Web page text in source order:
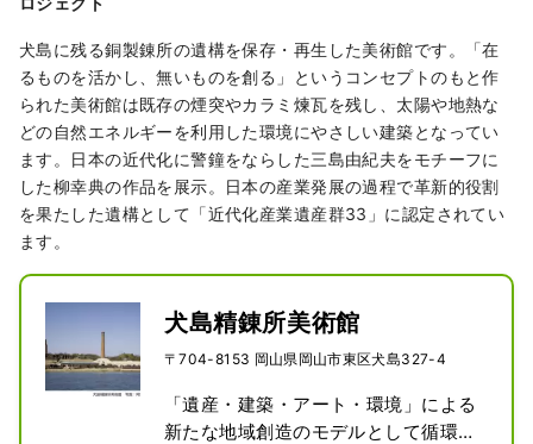
犬島に残る銅製錬所の遺構を保存・再生した美術館です。「在
るものを活かし、無いものを創る」というコンセプトのもと作
られた美術館は既存の煙突やカラミ煉瓦を残し、太陽や地熱な
どの自然エネルギーを利用した環境にやさしい建築となってい
ます。日本の近代化に警鐘をならした三島由紀夫をモチーフに
した柳幸典の作品を展示。日本の産業発展の過程で革新的役割
を果たした遺構として「近代化産業遺産群33」に認定されてい
ます。
犬島精錬所美術館
〒704-8153 岡山県岡山市東区犬島327-4
「遺産・建築・アート・環境」による
新たな地域創造のモデルとして循環型